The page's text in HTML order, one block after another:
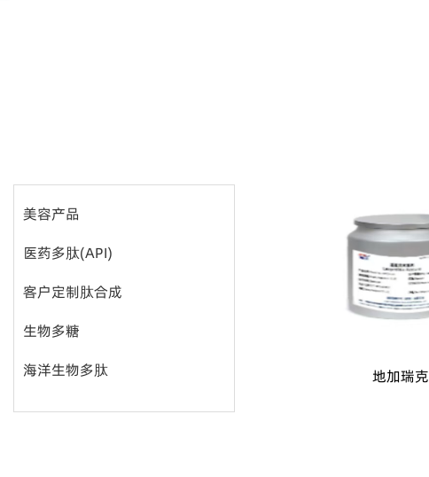
美容产品
医药多肽(API)
客户定制肽合成
生物多糖
海洋生物多肽
地加瑞克